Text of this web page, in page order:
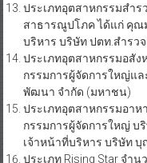
ประเภทอุตสาหกรรมสำ
สาธารณูปโภค ได้แก่ คุณ
บริหาร บริษัท ปตท.สำรว
ประเภทอุตสาหกรรมอสั
กรรมการผู้จัดการใหญ่แ
พัฒนา จำกัด (มหาชน)
ประเภทอุตสาหกรรมอา
กรรมการผู้จัดการใหญ่ บ
เจ้าหน้าที่บริหาร บริษัท บุ
ประเภท Rising Star จำน